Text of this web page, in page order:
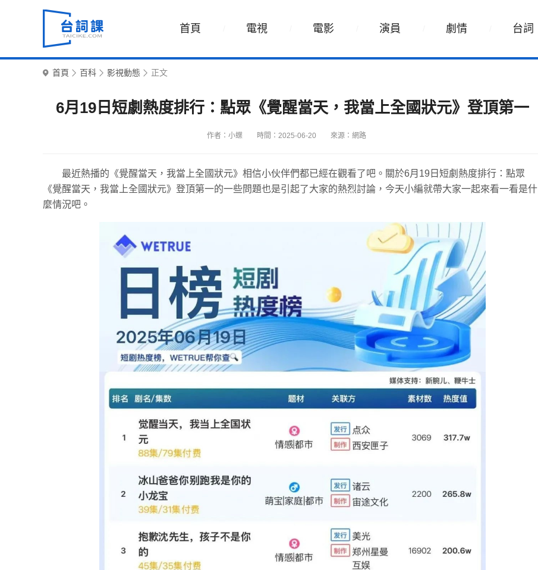
首頁 電視 電影 演員 劇情 台詞
首頁 百科 影視動態 正文
6月19日短劇熱度排行：點眾《覺醒當天，我當上全國狀元》登頂第一
作者：小蝶 時間：2025-06-20 來源：網路
最近熱播的《覺醒當天，我當上全國狀元》相信小伙伴們都已經在觀看了吧。關於6月19日短劇熱度排行：點眾
《覺醒當天，我當上全國狀元》登頂第一的一些問題也是引起了大家的熱烈討論，今天小編就帶大家一起來看一看是什
麼情況吧。